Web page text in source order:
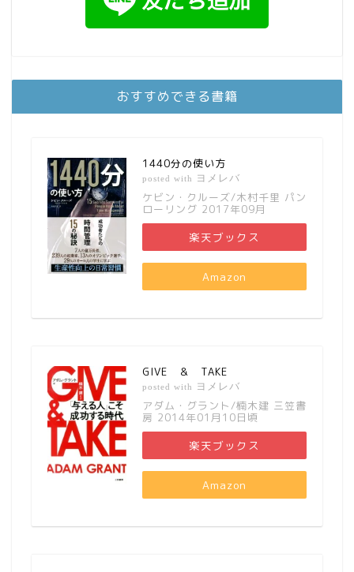
おすすめできる書籍
1440分の使い方
posted with ヨメレバ
ケビン・クルーズ/木村千里 パン
ローリング 2017年09月
楽天ブックス
Amazon
GIVE ＆ TAKE
posted with ヨメレバ
アダム・グラント/楠木建 三笠書
房 2014年01月10日頃
楽天ブックス
Amazon